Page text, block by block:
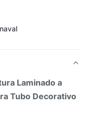
Laminado a
Tubo Decorativo